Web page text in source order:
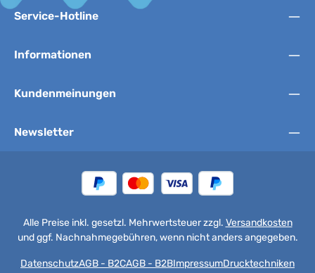
Service-Hotline
Informationen
Kundenmeinungen
Newsletter
Alle Preise inkl. gesetzl. Mehrwertsteuer zzgl. Versandkosten
und ggf. Nachnahmegebühren, wenn nicht anders angegeben.
DatenschutzAGB - B2CAGB - B2BImpressumDrucktechniken